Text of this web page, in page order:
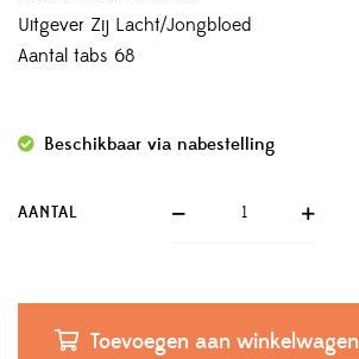
Uitgever Zij Lacht/Jongbloed
Aantal tabs 68
Beschikbaar via nabestelling
AANTAL
Toevoegen aan winkelwagen